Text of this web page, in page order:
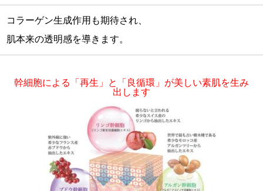
コラーゲン生成作用も期待され、
肌本来の透明感を導きます。
幹細胞による「再生」と「良循環」が美しい素肌を生み
出します